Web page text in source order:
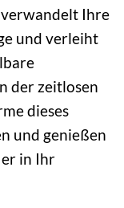
Ihre
und verleiht
der zeitlosen
dieses
und genießen
er in Ihr